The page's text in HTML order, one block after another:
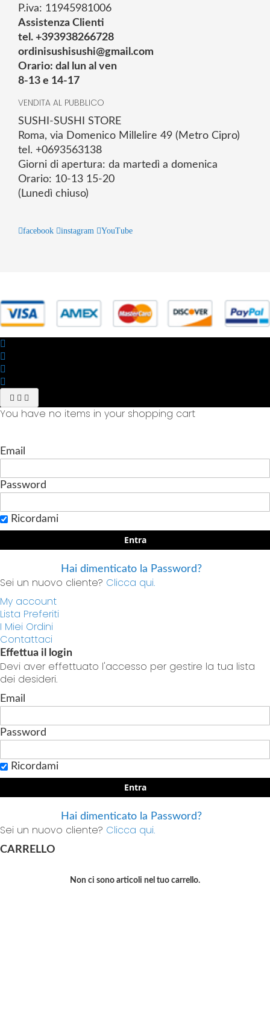
P.iva: 11945981006
Assistenza Clienti
tel. +393938266728
ordinisushisushi@gmail.com
Orario: dal lun al ven
8-13 e 14-17
VENDITA AL PUBBLICO
SUSHI-SUSHI STORE
Roma, via Domenico Millelire 49 (Metro Cipro)
tel. +0693563138
Giorni di apertura: da martedì a domenica
Orario: 10-13 15-20
(Lunedì chiuso)
facebook instagram YouTube
You have no items in your shopping cart
Email
Password
Ricordami
Entra
Hai dimenticato la Password?
Sei un nuovo cliente? Clicca qui.
My account
Lista Preferiti
I Miei Ordini
Contattaci
Effettua il login
Devi aver effettuato l'accesso per gestire la tua lista
dei desideri.
Email
Password
Ricordami
Entra
Hai dimenticato la Password?
Sei un nuovo cliente? Clicca qui.
CARRELLO
Non ci sono articoli nel tuo carrello.